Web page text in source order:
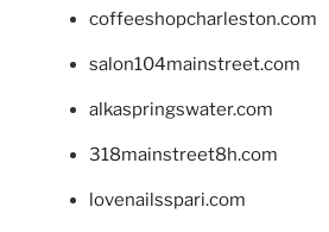
coffeeshopcharleston.com
salon104mainstreet.com
alkaspringswater.com
318mainstreet8h.com
lovenailsspari.com